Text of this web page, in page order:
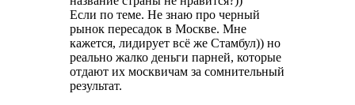
Если по теме. Не знаю про черный
рынок пересадок в Москве. Мне
кажется, лидирует всё же Стамбул)) но
реально жалко деньги парней, которые
отдают их москвичам за сомнительный
результат.